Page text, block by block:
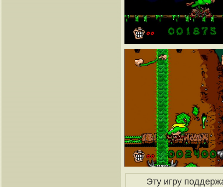
Эту игру